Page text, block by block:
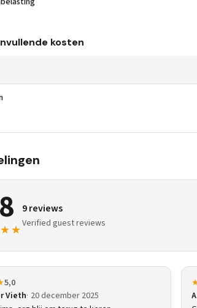
kosten
9 reviews
Verified guest reviews
5,0
Vieth 20 december 2025